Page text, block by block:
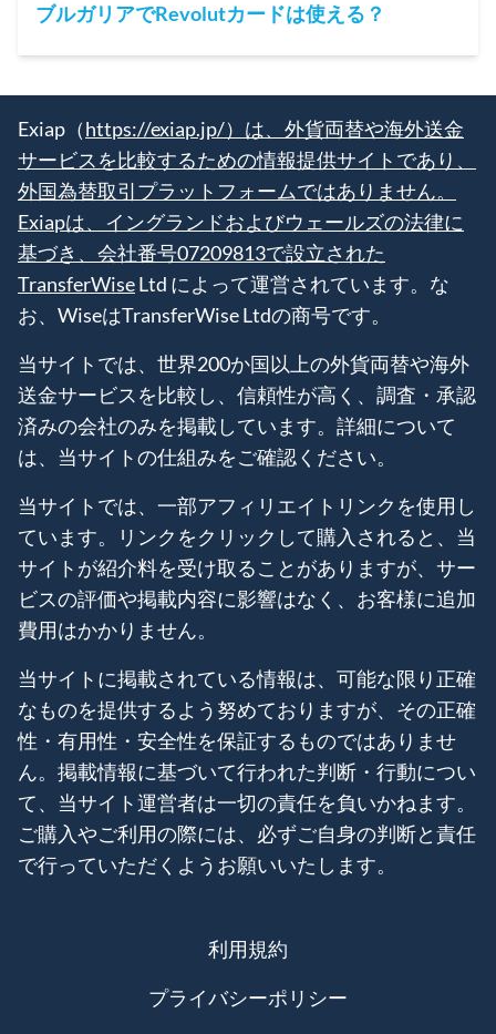
ブルガリアでRevolutカードは使える？
Exiap（https://exiap.jp/）は、外貨両替や海外送金
サービスを比較するための情報提供サイトであり、
外国為替取引プラットフォームではありません。
Exiapは、イングランドおよびウェールズの法律に
基づき、会社番号07209813で設立された
TransferWiseLtd によって運営されています。な
お、WiseはTransferWise Ltdの商号です。
当サイトでは、世界200か国以上の外貨両替や海外
送金サービスを比較し、信頼性が高く、調査・承認
済みの会社のみを掲載しています。詳細について
は、当サイトの仕組みをご確認ください。
当サイトでは、一部アフィリエイトリンクを使用し
ています。リンクをクリックして購入されると、当
サイトが紹介料を受け取ることがありますが、サー
ビスの評価や掲載内容に影響はなく、お客様に追加
費用はかかりません。
当サイトに掲載されている情報は、可能な限り正確
なものを提供するよう努めておりますが、その正確
性・有用性・安全性を保証するものではありませ
ん。掲載情報に基づいて行われた判断・行動につい
て、当サイト運営者は一切の責任を負いかねます。
ご購入やご利用の際には、必ずご自身の判断と責任
で行っていただくようお願いいたします。
利用規約
プライバシーポリシー